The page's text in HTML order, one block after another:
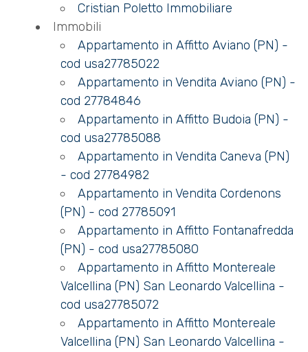
Cristian Poletto Immobiliare
Immobili
Appartamento in Affitto Aviano (PN) -
cod usa27785022
Appartamento in Vendita Aviano (PN) -
cod 27784846
Appartamento in Affitto Budoia (PN) -
cod usa27785088
Appartamento in Vendita Caneva (PN)
- cod 27784982
Appartamento in Vendita Cordenons
(PN) - cod 27785091
Appartamento in Affitto Fontanafredda
(PN) - cod usa27785080
Appartamento in Affitto Montereale
Valcellina (PN) San Leonardo Valcellina -
cod usa27785072
Appartamento in Affitto Montereale
Valcellina (PN) San Leonardo Valcellina -
Comune
Tipologia
Residenziali
Commerciali
Terreni